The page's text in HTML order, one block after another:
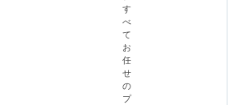
す
べ
て
お
任
せ
の
プ